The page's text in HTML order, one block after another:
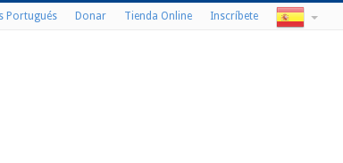
Portugués Donar Tienda Online Inscríbete